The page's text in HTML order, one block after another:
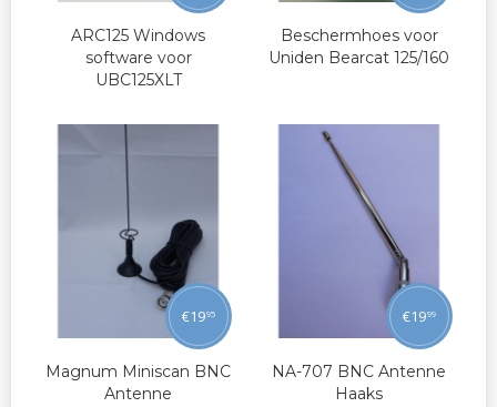
ARC125 Windows
software voor
UBC125XLT
Beschermhoes voor
Uniden Bearcat 125/160
Magnum Miniscan BNC
Antenne
€1995
NA-707 BNC Antenne
Haaks
€1999